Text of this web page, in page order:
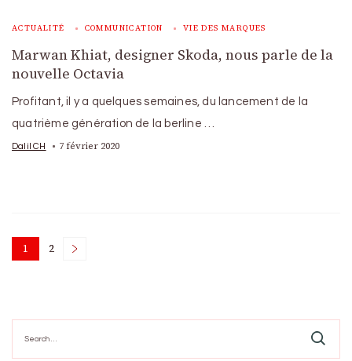
ACTUALITÉ COMMUNICATION VIE DES MARQUES
Marwan Khiat, designer Skoda, nous parle de la
nouvelle Octavia
Profitant, il y a quelques semaines, du lancement de la
quatrième génération de la berline …
Dalil CH 7 février 2020
Posts
Page
1 Page
2
for: